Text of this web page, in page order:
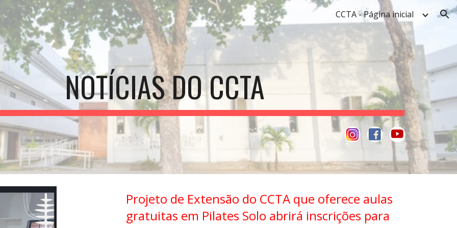
to main content Skip to navigation CCTA - Página inicial
NOTÍCIAS DO CCTA
Projeto de Extensão do CCTA que oferece aulas
gratuitas em Pilates Solo abrirá inscrições para